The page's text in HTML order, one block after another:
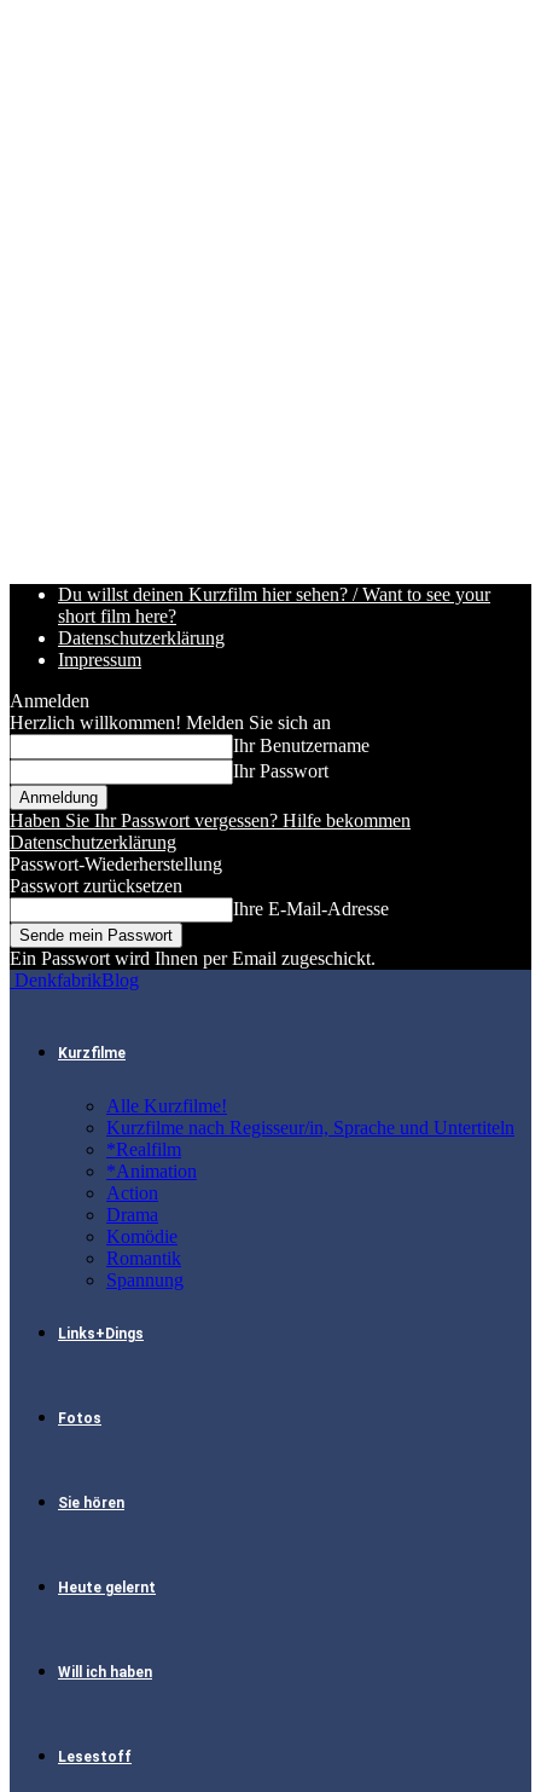
Du willst deinen Kurzfilm hier sehen? / Want to see your
short film here?
Datenschutzerklärung
Impressum
Anmelden
Herzlich willkommen! Melden Sie sich an
Ihr Benutzername
Ihr Passwort
Haben Sie Ihr Passwort vergessen? Hilfe bekommen
Datenschutzerklärung
Passwort-Wiederherstellung
Passwort zurücksetzen
Ihre E-Mail-Adresse
Ein Passwort wird Ihnen per Email zugeschickt.
DenkfabrikBlog
Kurzfilme
Alle Kurzfilme!
Kurzfilme nach Regisseur/in, Sprache und Untertiteln
*Realfilm
*Animation
Action
Drama
Komödie
Romantik
Spannung
Links+Dings
Fotos
Sie hören
Heute gelernt
Will ich haben
Lesestoff